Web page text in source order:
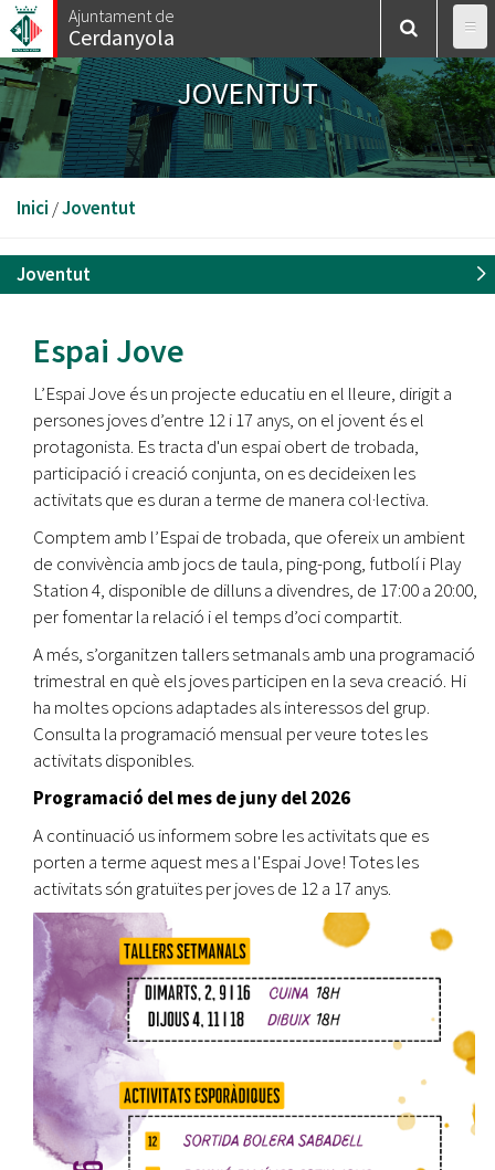
Vés
al
contingut
Ajuntament de
Cerdanyola
JOVENTUT
Esteu
aquí
Inici /Joventut
Joventut
Espai Jove
L’Espai Jove és un projecte educatiu en el lleure, dirigit a
persones joves d’entre 12 i 17 anys, on el jovent és el
protagonista. Es tracta d'un espai obert de trobada,
participació i creació conjunta, on es decideixen les
activitats que es duran a terme de manera col·lectiva.
Comptem amb l’Espai de trobada, que ofereix un ambient
de convivència amb jocs de taula, ping-pong, futbolí i Play
Station 4, disponible de dilluns a divendres, de 17:00 a 20:00,
per fomentar la relació i el temps d’oci compartit.
A més, s’organitzen tallers setmanals amb una programació
trimestral en què els joves participen en la seva creació. Hi
ha moltes opcions adaptades als interessos del grup.
Consulta la programació mensual per veure totes les
activitats disponibles.
Programació del mes de juny del 2026
A continuació us informem sobre les activitats que es
porten a terme aquest mes a l'Espai Jove! Totes les
activitats són gratuïtes per joves de 12 a 17 anys.